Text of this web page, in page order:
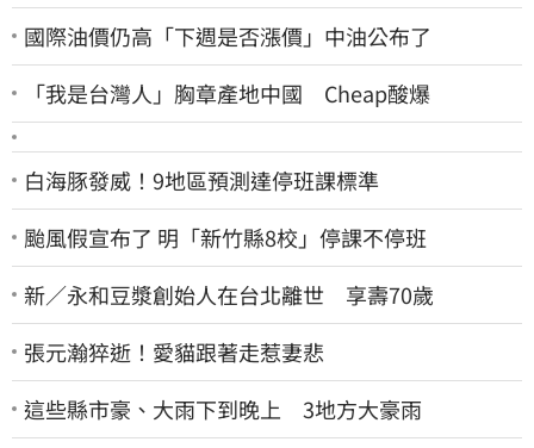
國際油價仍高「下週是否漲價」中油公布了
「我是台灣人」胸章產地中國 Cheap酸爆
白海豚發威！9地區預測達停班課標準
颱風假宣布了 明「新竹縣8校」停課不停班
新／永和豆漿創始人在台北離世 享壽70歲
張元瀚猝逝！愛貓跟著走惹妻悲
這些縣市豪、大雨下到晚上 3地方大豪雨